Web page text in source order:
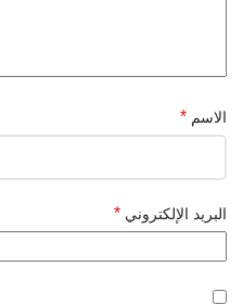
الاسم *
البريد الإلكتروني *